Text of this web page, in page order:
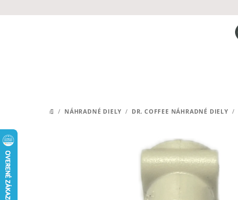
na
DOMOV
/ NÁHRADNÉ DIELY / DR. COFFEE NÁHRADNÉ DIELY /